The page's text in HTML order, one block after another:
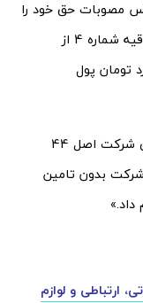
مصوبات حق خود را
می‌خواهد. بابت میانگین 14800 تومان، الحاقیه شماره 4 از
اجرای آن 6500 میلیارد تومان پول
وی در پایان خاطرنشان کرد: «برابر قانون، برای شرکت اصل 44
شرکت بدون تامین
ارتباطی و لوازم